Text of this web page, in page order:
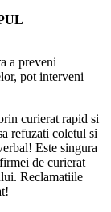
a preveni
pot interveni
curierat rapid si
refuzati coletul si
Este singura
de curierat
Reclamatiile